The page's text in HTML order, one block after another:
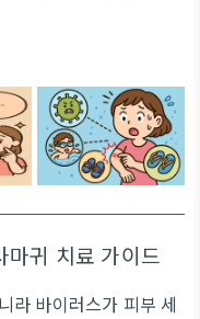
마귀 치료 가이드
라 바이러스가 피부 세